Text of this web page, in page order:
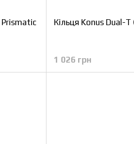
Prismatic
Кільця Konus
1 026 грн